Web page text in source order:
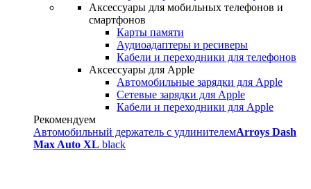
Аксессуары для мобильных телефонов и
смартфонов
Карты памяти
Аудиоадаптеры и ресиверы
Кабели и переходники для телефонов
Аксессуары для Apple
Автомобильные зарядки для Apple
Сетевые зарядки для Apple
Кабели и переходники для Apple
Рекомендуем
Автомобильный держатель с удлинителемArroys Dash
Max Auto XL black